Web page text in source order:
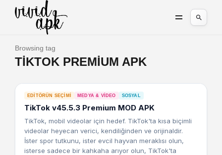
Browsing tag
TIKTOK PREMIUM APK
EDITÖRÜN SEÇIMI MEDYA & VIDEO SOSYAL
TikTok v45.5.3 Premium MOD APK
TikTok, mobil videolar için hedef. TikTok'ta kısa biçimli
videolar heyecan verici, kendiliğinden ve orijinaldir.
İster spor tutkunu, ister evcil hayvan meraklısı olun,
isterse sadece bir kahkaha arıyor olun, TikTok'ta